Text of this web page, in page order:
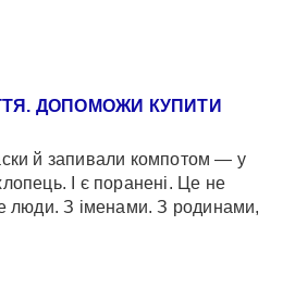
ДОПОМОЖИ КУПИТИ
й запивали компотом — у
І є поранені. Це не
люди. З іменами. З родинами,